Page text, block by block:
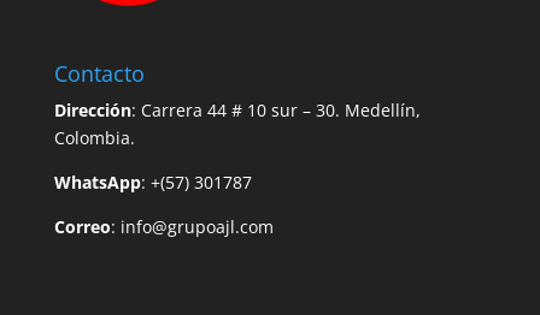
Contacto
Dirección: Carrera 44 # 10 sur – 30. Medellín,
Colombia.
WhatsApp: +(57) 301787
Correo: info@grupoajl.com